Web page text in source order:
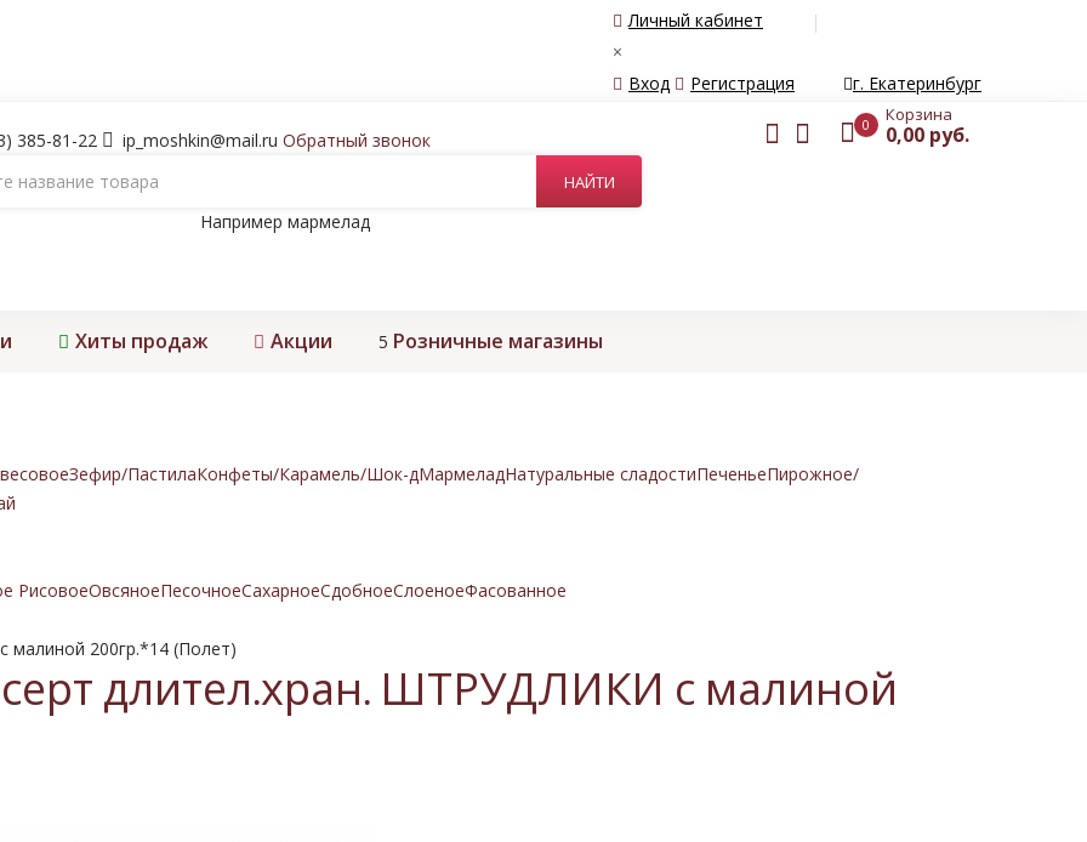
Личный кабинет
×
Вход
Регистрация г. Екатеринбург
385-81-22 ip_moshkin@mail.ru Обратный звонок
Например мармелад
0 Корзина
0,00 руб.
Хиты продаж Акции 5 Розничные магазины
Зефир/ПастилаКонфеты/Карамель/Шок-дМармеладНатуральные сладостиПеченьеПирожное/
РисовоеОвсяноеПесочноеСахарноеСдобноеСлоеноеФасованное
200гр.*14 (Полет)
длител.хран. ШТРУДЛИКИ с малиной